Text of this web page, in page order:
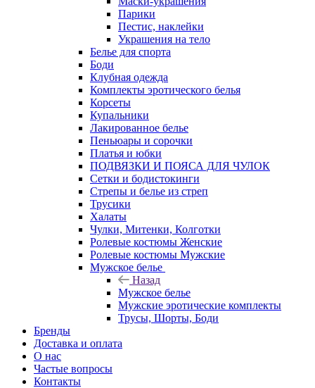
Парики
Пестис, наклейки
Украшения на тело
Белье для спорта
Боди
Клубная одежда
Комплекты эротического белья
Корсеты
Купальники
Лакированное белье
Пеньюары и сорочки
Платья и юбки
ПОДВЯЗКИ И ПОЯСА ДЛЯ ЧУЛОК
Сетки и бодистокинги
Стрепы и белье из стреп
Трусики
Халаты
Чулки, Митенки, Колготки
Ролевые костюмы Женские
Ролевые костюмы Мужские
Мужское белье
Назад
Мужское белье
Мужские эротические комплекты
Трусы, Шорты, Боди
Бренды
Доставка и оплата
О нас
Частые вопросы
Контакты